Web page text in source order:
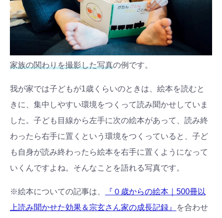
家族の関わりを撮影した写真の例です。
我が家では子どもが1歳くらいのときは、絵本を読むと
きに、集中しやすい環境をつくって読み聞かせしていま
した。子ども目線から左手に次の絵本があって、読み終
わったら右手に置くという環境をつくっていると、子ど
も自身が読み終わったら絵本を右手に置くようになって
いくんですよね。そんなことを語れる写真です。
※絵本についての記事は、
『０歳からの絵本｜500冊以
上読み聞かせた効果＆宗玄さん家の成長記録』
を合わせ